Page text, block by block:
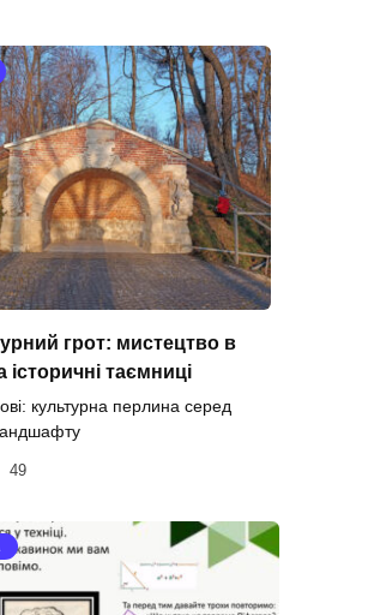
грот: мистецтво в
історичні таємниці
культурна перлина серед
49